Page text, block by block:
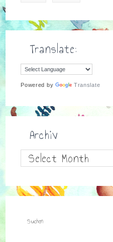
Translate:
Powered by Translate
Archiv
ArchivSelect Month